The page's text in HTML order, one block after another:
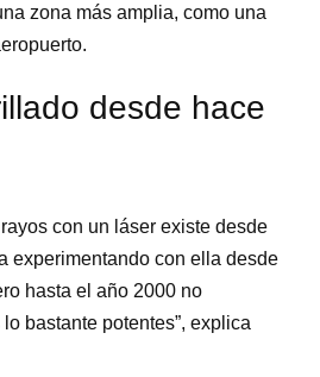
zona más amplia, como una
desde hace
con un láser existe desde
experimentando con ella desde
hasta el año 2000 no
bastante potentes”, explica